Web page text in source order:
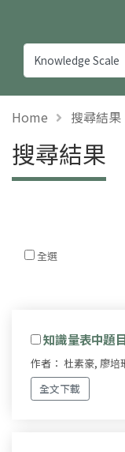
Home 搜尋結果
搜尋結果
全選
知識量表中題
作者： 杜素豪, 廖培
全文下載